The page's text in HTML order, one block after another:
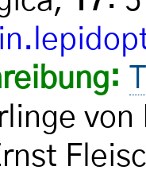
von